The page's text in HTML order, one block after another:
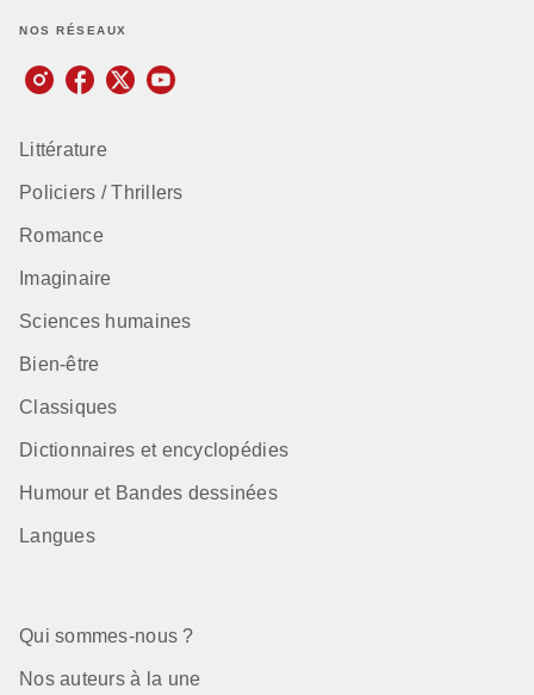
NOS RÉSEAUX
Littérature
Policiers / Thrillers
Romance
Imaginaire
Sciences humaines
Bien-être
Classiques
Dictionnaires et encyclopédies
Humour et Bandes dessinées
Langues
Qui sommes-nous ?
Nos auteurs à la une